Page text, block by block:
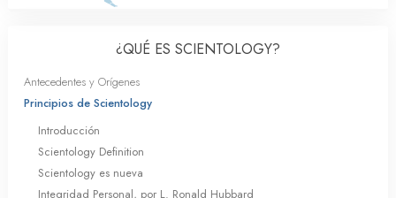
¿QUÉ ES SCIENTOLOGY?
Antecedentes y Orígenes
Principios de Scientology
Introducción
Scientology Definition
Scientology es nueva
Integridad Personal, por L. Ronald Hubbard